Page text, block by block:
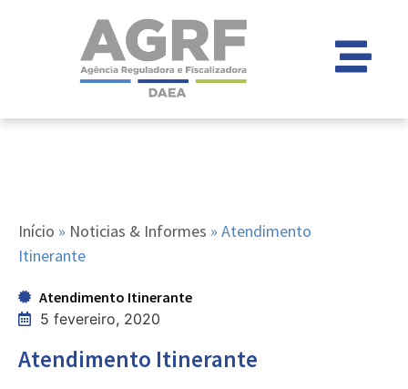
Início » Noticias & Informes » Atendimento
Itinerante
Atendimento Itinerante
5 fevereiro, 2020
Atendimento Itinerante